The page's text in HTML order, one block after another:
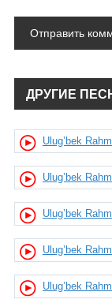
ДРУГИЕ
Ulug’bek
Ulug’bek
Ulug’bek
Ulug’bek
Ulug’bek